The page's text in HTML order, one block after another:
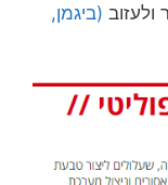
(ביגמן,